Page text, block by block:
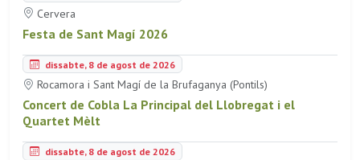
Cervera
Festa de Sant Magí 2026
dissabte, 8 de agost de 2026
Rocamora i Sant Magí de la Brufaganya (Pontils)
Concert de Cobla La Principal del Llobregat i el
Quartet Mèlt
dissabte, 8 de agost de 2026